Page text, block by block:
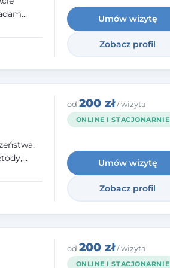
Umów wizytę
Zobacz profil
na
i
od 200 zł/ wizyta
ONLINE I STACJONARNIE
Umów wizytę
Zobacz profil
od 200 zł/ wizyta
ONLINE I STACJONARNIE